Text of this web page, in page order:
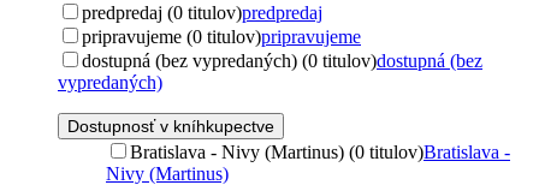
predpredaj (0 titulov)predpredaj
pripravujeme (0 titulov)pripravujeme
dostupná (bez vypredaných) (0 titulov)dostupná (bez
vypredaných)
Dostupnosť v kníhkupectve
Bratislava - Nivy (Martinus) (0 titulov)Bratislava -
Nivy (Martinus)